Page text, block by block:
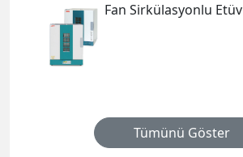
Fan Sirkülasyonlu Etüv
Tümünü Göster